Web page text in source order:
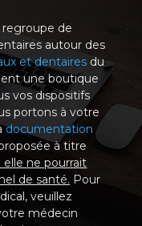
de
autour des
et dentaires du
une boutique
vos dispositifs
portons à votre
documentation
à titre
ne pourrait
de santé. Pour
veuillez
médecin